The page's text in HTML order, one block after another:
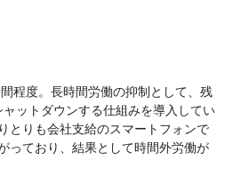
程度。長時間労働の抑制として、残
ットダウンする仕組みを導入してい
とりも会社支給のスマートフォンで
っており、結果として時間外労働が